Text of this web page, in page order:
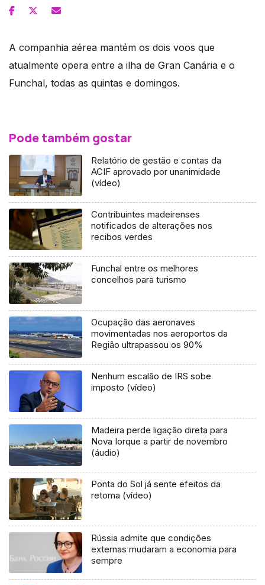
A companhia aérea mantém os dois voos que
atualmente opera entre a ilha de Gran Canária e o
Funchal, todas as quintas e domingos.
Pode também gostar
Relatório de gestão e contas da
ACIF aprovado por unanimidade
(vídeo)
Contribuintes madeirenses
notificados de alterações nos
recibos verdes
Funchal entre os melhores
concelhos para turismo
Ocupação das aeronaves
movimentadas nos aeroportos da
Região ultrapassou os 90%
Nenhum escalão de IRS sobe
imposto (vídeo)
Madeira perde ligação direta para
Nova Iorque a partir de novembro
(áudio)
Ponta do Sol já sente efeitos da
retoma (vídeo)
Rússia admite que condições
externas mudaram a economia para
sempre